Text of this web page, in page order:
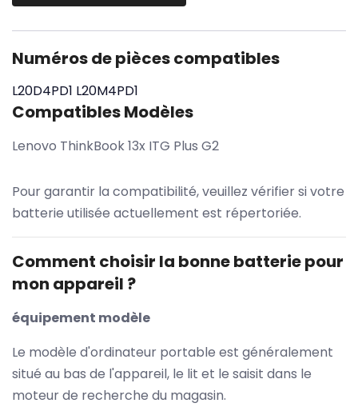
Numéros de pièces compatibles
L20D4PD1 L20M4PD1
Compatibles Modèles
Lenovo ThinkBook 13x ITG Plus G2
Pour garantir la compatibilité, veuillez vérifier si votre
batterie utilisée actuellement est répertoriée.
Comment choisir la bonne batterie pour
mon appareil ?
équipement modèle
Le modèle d'ordinateur portable est généralement
situé au bas de l'appareil, le lit et le saisit dans le
moteur de recherche du magasin.